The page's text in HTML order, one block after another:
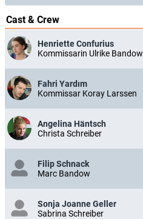
Cast & Crew
Henriette Confurius
Kommissarin Ulrike Bandow
Fahri Yardım
Kommissar Koray Larssen
Angelina Häntsch
Christa Schreiber
Filip Schnack
Marc Bandow
Sonja Joanne Geller
Sabrina Schreiber